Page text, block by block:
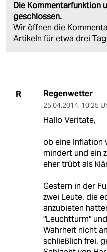
Die Kommentarfunktion
geschlossen.
Wir öffnen die
Artikeln für etwa drei
R Regenwetter
25.04.2014, 10:25
Hallo Veritate,
ob eine Inflation
mindert und ein
eher trübt als
Gestern in der
zwei Leute, die
anzubieten
"Leuchtturm"
Wahrheit nicht
schließlich frei,